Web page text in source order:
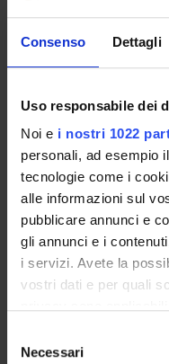
Consenso Dettagli
Uso responsabile dei
Noi e i nostri 1022
personali, ad esempio
tecnologie come i
alle informazioni sul
pubblicare annunci e
gli annunci e i
i servizi. Avete la
vostri dati e per quali
modificare o revocare
delNecessari
Elena Zilotti
COLLABORATORI
Elena Randi
Università di Padova
Stefania Onesti
Università di Siena
Discipline dello